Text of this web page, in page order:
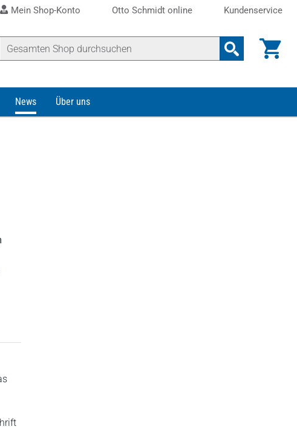
Mein Shop-Konto Otto Schmidt online Kundenservice
News Über uns